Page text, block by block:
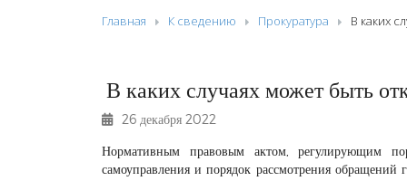
Главная К сведению Прокуратура В каких
В каких случаях может быть
26 декабря 2022
Нормативным правовым актом, регулирующим
самоуправления и порядок рассмотрения